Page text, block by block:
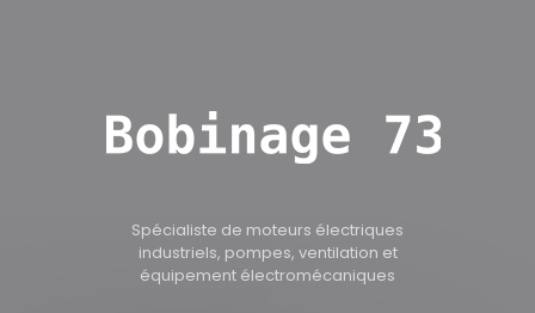
Spécialiste de moteurs électriques
industriels, pompes, ventilation et
équipement électromécaniques